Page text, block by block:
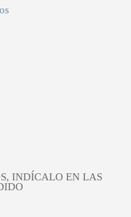
INDÍCALO EN LAS